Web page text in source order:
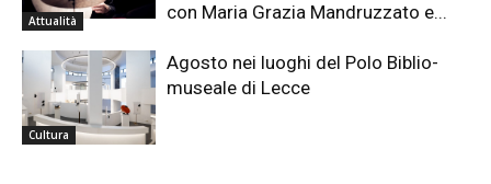
Attualità
con Maria Grazia Mandruzzato e...
Cultura
Agosto nei luoghi del Polo Biblio-
museale di Lecce